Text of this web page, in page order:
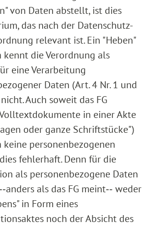
von Daten abstellt, ist dies
das nach der Datenschutz-
relevant ist. Ein "Heben"
kennt die Verordnung als
eine Verarbeitung
Daten (Art. 4 Nr. 1 und
nicht. Auch soweit das FG
in einer Akte
oder ganze Schriftstücke")
personenbezogenen
fehlerhaft. Denn für die
als personenbezogene Daten
als das FG meint‑‑ weder
in Form eines
noch der Absicht des